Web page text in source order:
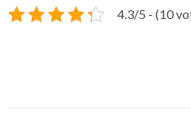
4.3/5 - (10